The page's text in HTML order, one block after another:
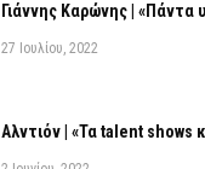
Γιάννης Καρώνης | «Πάντα
27 Ιουλίου, 2022
Αλντιόν | «Τα talent shows